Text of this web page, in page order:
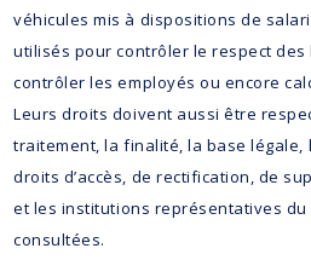
véhicules mis à dispositions de
utilisés pour contrôler le respect des
contrôler les employés ou encore
Leurs droits doivent aussi être
traitement, la finalité, la base légale,
droits d’accès, de rectification, de
et les institutions représentatives
consultées.